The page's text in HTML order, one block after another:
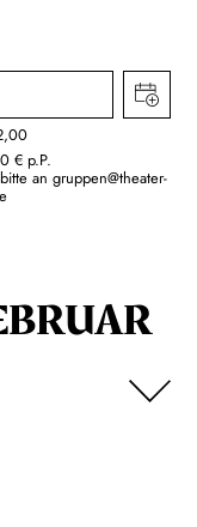
€ p.P.
an gruppen@theater-